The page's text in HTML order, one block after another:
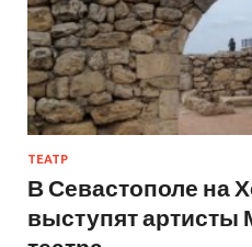
ТЕАТР
В Севастополе на
выступят артисты